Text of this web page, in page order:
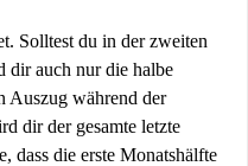
Solltest du in der zweiten
dir auch nur die halbe
Auszug während der
dir der gesamte letzte
dass die erste Monatshälfte